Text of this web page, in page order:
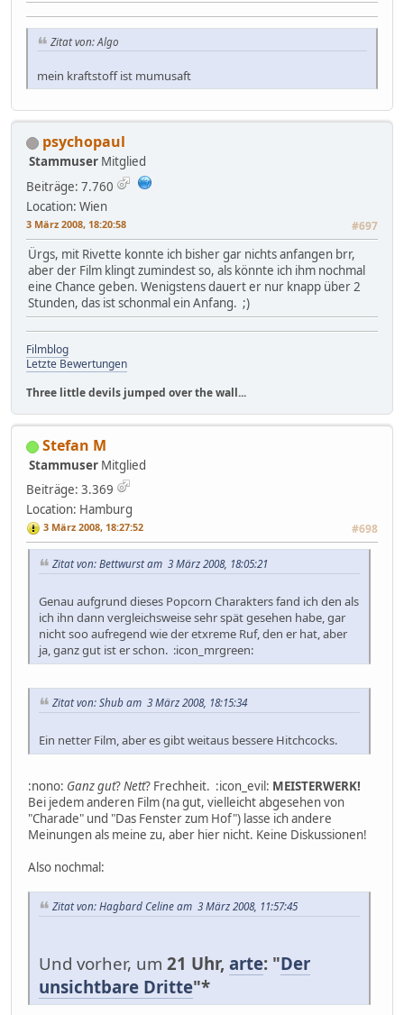
Zitat von: Algo
mein kraftstoff ist mumusaft
psychopaul
Stammuser Mitglied
Beiträge: 7.760
Location: Wien
3 März 2008, 18:20:58 #697
Ürgs, mit Rivette konnte ich bisher gar nichts anfangen brr,
aber der Film klingt zumindest so, als könnte ich ihm nochmal
eine Chance geben. Wenigstens dauert er nur knapp über 2
Stunden, das ist schonmal ein Anfang. ;)
Filmblog
Letzte Bewertungen
Three little devils jumped over the wall...
Stefan M
Stammuser Mitglied
Beiträge: 3.369
Location: Hamburg
3 März 2008, 18:27:52 #698
Zitat von: Bettwurst am 3 März 2008, 18:05:21
Genau aufgrund dieses Popcorn Charakters fand ich den als
ich ihn dann vergleichsweise sehr spät gesehen habe, gar
nicht soo aufregend wie der etxreme Ruf, den er hat, aber
ja, ganz gut ist er schon. :icon_mrgreen:
Zitat von: Shub am 3 März 2008, 18:15:34
Ein netter Film, aber es gibt weitaus bessere Hitchcocks.
:nono: Ganz gut?Nett? Frechheit. :icon_evil: MEISTERWERK!
Bei jedem anderen Film (na gut, vielleicht abgesehen von
"Charade" und "Das Fenster zum Hof") lasse ich andere
Meinungen als meine zu, aber hier nicht. Keine Diskussionen!
Also nochmal:
Zitat von: Hagbard Celine am 3 März 2008, 11:57:45
Und vorher, um 21 Uhr, arte: "Der
unsichtbare Dritte"*